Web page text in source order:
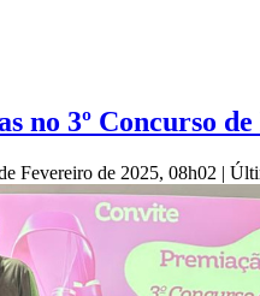
no 3º Concurso
Fevereiro de 2025, 08h02 |